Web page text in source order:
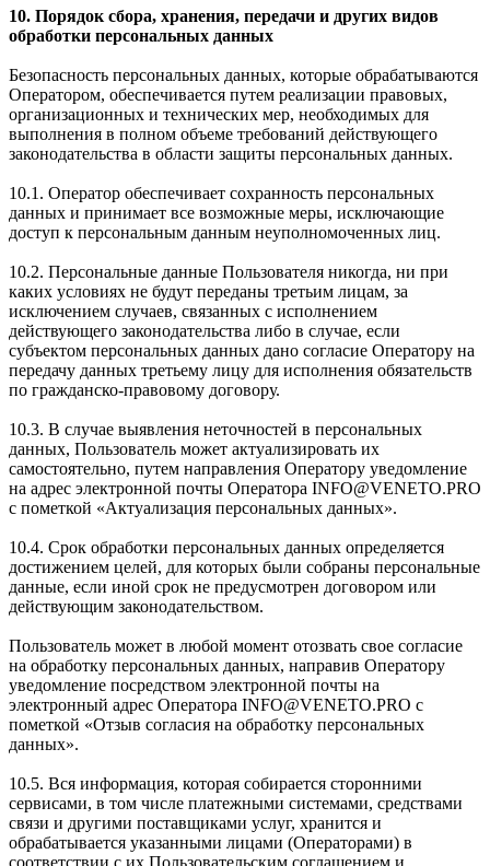
10. Порядок сбора, хранения, передачи и других видов
обработки персональных данных
Безопасность персональных данных, которые обрабатываются
Оператором, обеспечивается путем реализации правовых,
организационных и технических мер, необходимых для
выполнения в полном объеме требований действующего
законодательства в области защиты персональных данных.
10.1. Оператор обеспечивает сохранность персональных
данных и принимает все возможные меры, исключающие
доступ к персональным данным неуполномоченных лиц.
10.2. Персональные данные Пользователя никогда, ни при
каких условиях не будут переданы третьим лицам, за
исключением случаев, связанных с исполнением
действующего законодательства либо в случае, если
субъектом персональных данных дано согласие Оператору на
передачу данных третьему лицу для исполнения обязательств
по гражданско-правовому договору.
10.3. В случае выявления неточностей в персональных
данных, Пользователь может актуализировать их
самостоятельно, путем направления Оператору уведомление
на адрес электронной почты Оператора INFO@VENETO.PRO
с пометкой «Актуализация персональных данных».
10.4. Срок обработки персональных данных определяется
достижением целей, для которых были собраны персональные
данные, если иной срок не предусмотрен договором или
действующим законодательством.
Пользователь может в любой момент отозвать свое согласие
на обработку персональных данных, направив Оператору
уведомление посредством электронной почты на
электронный адрес Оператора INFO@VENETO.PRO с
пометкой «Отзыв согласия на обработку персональных
данных».
10.5. Вся информация, которая собирается сторонними
сервисами, в том числе платежными системами, средствами
связи и другими поставщиками услуг, хранится и
обрабатывается указанными лицами (Операторами) в
соответствии с их Пользовательским соглашением и